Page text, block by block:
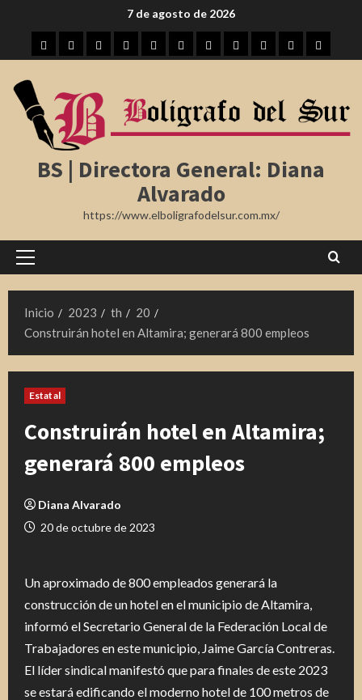
contenido
7 de agosto de 2026
InicioTampicoMaderoAltamiraTamaulipas
RegiónNota MéxicoInternacional
Farándula
BS | Directora General: Diana
Alvarado
https://www.elboligrafodelsur.com.mx/
Menú
Inicio
2023 th
20
Construirán hotel en Altamira; generará 800 empleos
Estatal
Construirán hotel en Altamira;
generará 800 empleos
Diana Alvarado
20 de octubre de 2023
Un aproximado de 800 empleados generará la
construcción de un hotel en el municipio de Altamira,
informó el Secretario General de la Federación Local de
Trabajadores en este municipio, Jaime García Contreras.
El líder sindical manifestó que para finales de este 2023
se estará edificando el moderno hotel de 100 metros de